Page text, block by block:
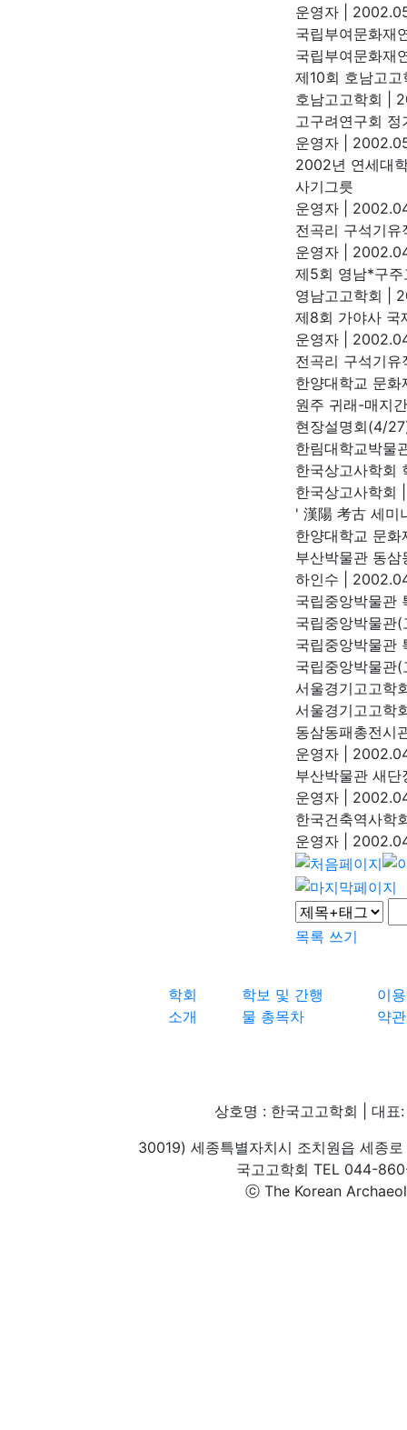
운영자
국립부여문화재
국립부여문화재
제10회 호남고
호남고고학회
고구려연구회
운영자
2002년 연세대
사기그릇
운영자
전곡리 구석기
운영자
제5회 영남*구
영남고고학회
제8회 가야사
운영자
전곡리 구석기
한양대학교 문
원주 귀래-매지
현장설명회(4/
한림대학교박물
한국상고사학회
한국상고사학회
' 漢陽 考古 세미
한양대학교 문
부산박물관 동
하인수
국립중앙박물관
국립중앙박물관
국립중앙박물관
국립중앙박물관
서울경기고고학
서울경기고고학
동삼동패총전시
운영자
부산박물관 새단
운영자
한국건축역사학
운영자
목록 쓰기
학회
소개
학보 및 간행
물 총목차
이용
약관
상호명 : 한국고고학회 | 대
30019) 세종특별자치시 조치원읍 세종
국고고학회 TEL 044-
ⓒ The Korean